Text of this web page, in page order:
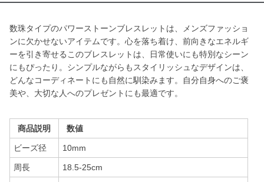
数珠タイプのパワーストーンブレスレットは、メンズファッショ
ンに欠かせないアイテムです。心を落ち着け、前向きなエネルギ
ーを引き寄せるこのブレスレットは、日常使いにも特別なシーン
にもぴったり。シンプルながらもスタイリッシュなデザインは、
どんなコーディネートにも自然に馴染みます。自分自身へのご褒
美や、大切な人へのプレゼントにも最適です。
商品説明 数値
ビーズ径 10mm
周長 18.5-25cm